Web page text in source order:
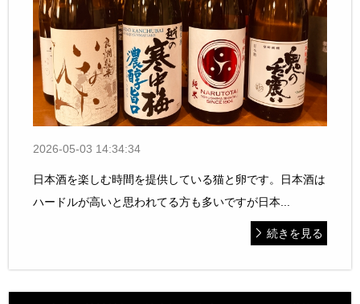
2026-05-03 14:34:34
日本酒を楽しむ時間を提供している猫と卵です。日本酒は
ハードルが高いと思われてる方も多いですが日本...
続きを見る